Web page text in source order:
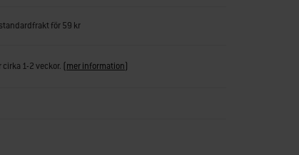
för 59 kr
1-2 veckor. (mer information)